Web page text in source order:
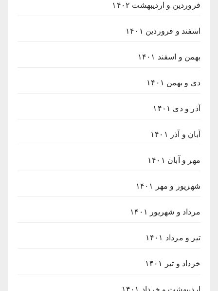
فروردین و اردیبهشت ۱۴۰۲
اسفند و فروردین ۱۴۰۱
بهمن و اسفند ۱۴۰۱
دی و بهمن ۱۴۰۱
آذر و دی ۱۴۰۱
آبان و آذر ۱۴۰۱
مهر و آبان ۱۴۰۱
شهریور و مهر ۱۴۰۱
مرداد و شهریور ۱۴۰۱
تیر و مرداد ۱۴۰۱
خرداد و تیر ۱۴۰۱
اردیبهشت و خرداد ۱۴۰۱